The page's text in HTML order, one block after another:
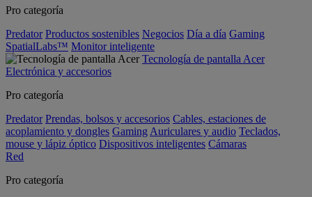
Pro categoría
Predator Productos sostenibles Negocios Día a día Gaming
SpatialLabs™ Monitor inteligente
Tecnología de pantalla Acer
Electrónica y accesorios
Pro categoría
Predator Prendas, bolsos y accesorios Cables, estaciones de
acoplamiento y dongles Gaming Auriculares y audio Teclados,
mouse y lápiz óptico Dispositivos inteligentes Cámaras
Red
Pro categoría